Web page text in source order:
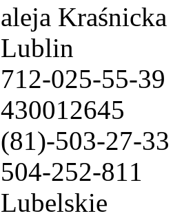
aleja
Lublin
712-025-55-39
430012645
(81)-503-27-33
504-252-811
Lubelskie